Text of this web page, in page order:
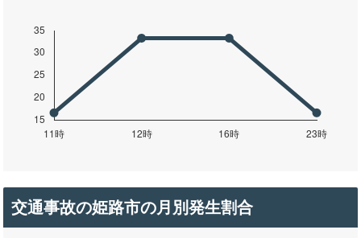
交通事故の姫路市の月別発生割合